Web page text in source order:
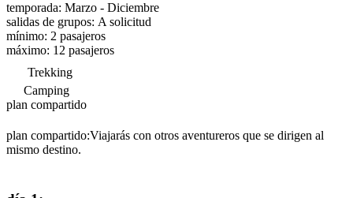
temporada: Marzo - Diciembre
salidas de grupos: A solicitud
mínimo: 2 pasajeros
máximo: 12 pasajeros
Trekking
Camping
plan compartido
plan compartido:Viajarás con otros aventureros que se dirigen al
mismo destino.